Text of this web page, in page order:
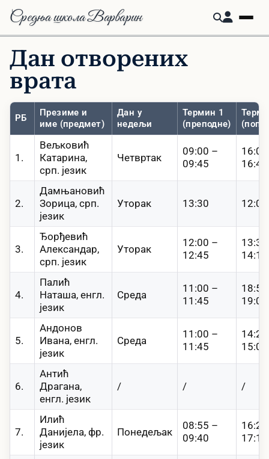
Средња школа Варварин
Дан отворених
врата
РБ
Презиме и
име (предмет)
Дан у
недељи
Термин 1
(преподне)
1.
Вељковић
Катарина,
срп. језик
Четвртак
09:00 –
09:45
16:45
2.
Дамњановић
Зорица, срп.
језик
Уторак 13:30 12:00
3.
Ђорђевић
Александар,
срп. језик
Уторак
12:00 –
12:45
14:15
4.
Палић
Наташа, енгл.
језик
Среда
11:00 –
11:45
19:00
5.
Андонов
Ивана, енгл.
језик
Среда
11:00 –
11:45
15:05
6.
Антић
Драгана,
енгл. језик
/ / /
7.
Илић
Данијела, фр.
језик
Понедељак
08:55 –
09:40
17:10